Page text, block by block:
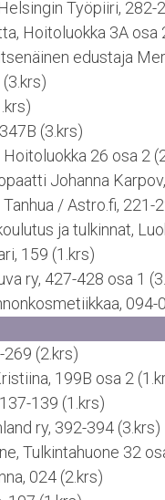
Työpiiri, 282-
Hoitoluokka 3A osa
edustaja
(3.krs)
26 osa 2
Johanna
/ Astro.fi, 221-
ja tulkinnat,
159 (1.krs)
ry, 427-428 osa 1
094-
269 (2.krs)
199B osa 2
139 (1.krs)
ry, 392-394 (3.krs)
Tulkintahuone 32
024 (2.krs)